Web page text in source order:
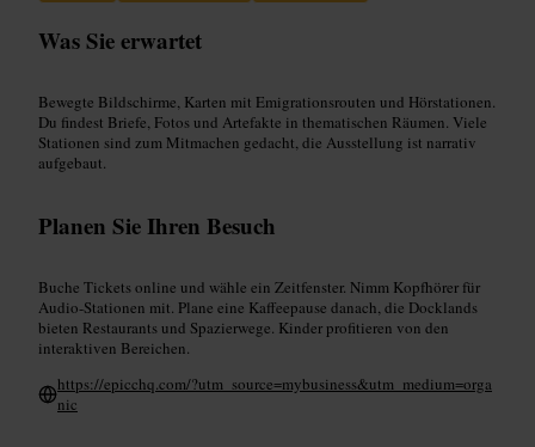
Was Sie erwartet
Bewegte Bildschirme, Karten mit Emigrationsrouten und Hörstationen.
Du findest Briefe, Fotos und Artefakte in thematischen Räumen. Viele
Stationen sind zum Mitmachen gedacht, die Ausstellung ist narrativ
aufgebaut.
Planen Sie Ihren Besuch
Buche Tickets online und wähle ein Zeitfenster. Nimm Kopfhörer für
Audio-Stationen mit. Plane eine Kaffeepause danach, die Docklands
bieten Restaurants und Spazierwege. Kinder profitieren von den
interaktiven Bereichen.
https://epicchq.com/?utm_source=mybusiness&utm_medium=orga
nic